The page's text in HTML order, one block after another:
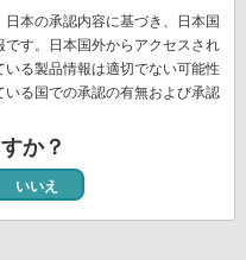
ペ
ー
ジ
6
カ
レ
ン
ト
ジ
7
ペ
ー
ジ
8
ペ
ー
ジ
9
本の承認内容に基づき、日本国
す。日本国外からアクセスされ
る製品情報は適切でない可能性
る国での承認の有無および承認
か？
いいえ